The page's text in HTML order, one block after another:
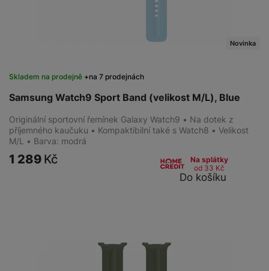
Samsung Watch9 Sport Band (velikost M/L), Blue
Skladem na prodejně na 7 prodejnách
Novinka
Originální sportovní řemínek Galaxy Watch9 • Na dotek z
příjemného kaučuku • Kompaktibilní také s Watch8 • Velikost
M/L • Barva: modrá
1 289 Kč
Na splátky
od 33 Kč
Do košíku